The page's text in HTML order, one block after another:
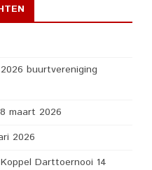
buurtvereniging
maart 2026
2026
Darttoernooi 14